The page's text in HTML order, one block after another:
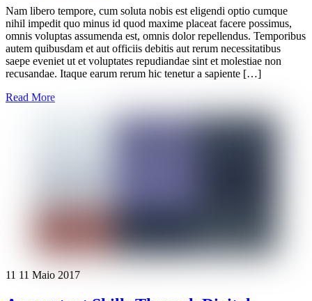
Nam libero tempore, cum soluta nobis est eligendi optio cumque
nihil impedit quo minus id quod maxime placeat facere possimus,
omnis voluptas assumenda est, omnis dolor repellendus. Temporibus
autem quibusdam et aut officiis debitis aut rerum necessitatibus
saepe eveniet ut et voluptates repudiandae sint et molestiae non
recusandae. Itaque earum rerum hic tenetur a sapiente […]
Read More
11 11 Maio 2017